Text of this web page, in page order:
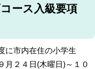
ース入級要項
に市内在住の小学生
月２４日(木曜日)～１０